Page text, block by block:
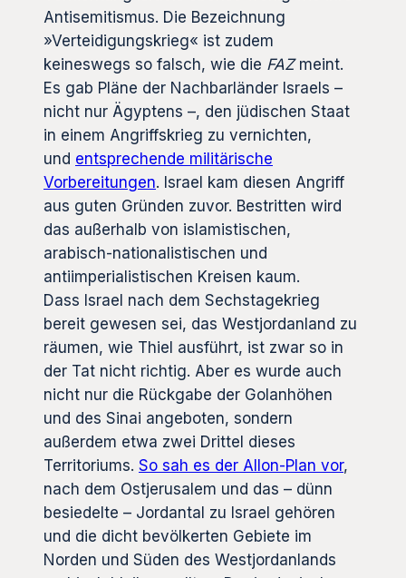
Antisemitismus. Die Bezeichnung
»Verteidigungskrieg« ist zudem
keineswegs so falsch, wie die FAZmeint.
Es gab Pläne der Nachbarländer Israels –
nicht nur Ägyptens –, den jüdischen Staat
in einem Angriffskrieg zu vernichten,
und entsprechende militärische
Vorbereitungen. Israel kam diesen Angriff
aus guten Gründen zuvor. Bestritten wird
das außerhalb von islamistischen,
arabisch-nationalistischen und
antiimperialistischen Kreisen kaum.
Dass Israel nach dem Sechstagekrieg
bereit gewesen sei, das Westjordanland zu
räumen, wie Thiel ausführt, ist zwar so in
der Tat nicht richtig. Aber es wurde auch
nicht nur die Rückgabe der Golanhöhen
und des Sinai angeboten, sondern
außerdem etwa zwei Drittel dieses
Territoriums. So sah es der Allon-Plan vor,
nach dem Ostjerusalem und das – dünn
besiedelte – Jordantal zu Israel gehören
und die dicht bevölkerten Gebiete im
Norden und Süden des Westjordanlands